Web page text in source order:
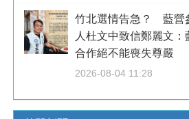
竹北選情告急？ 藍營
人杜文中致信鄭麗文：
合作絕不能喪失尊嚴
2026-08-04 11:28